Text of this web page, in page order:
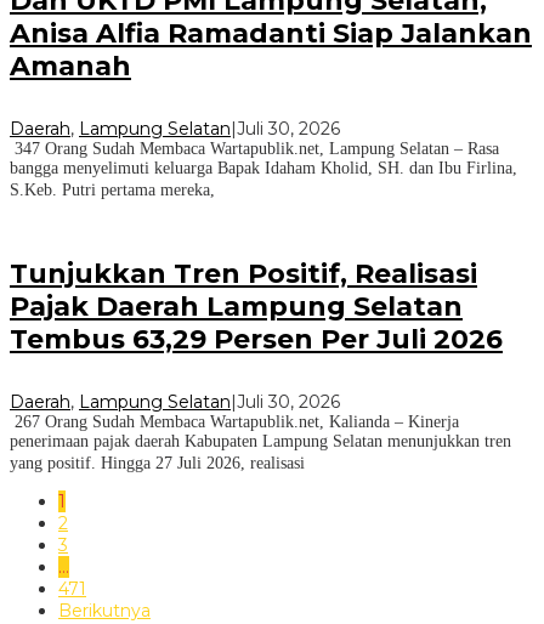
Anisa Alfia Ramadanti Siap Jalankan
Amanah
Daerah, Lampung Selatan|Juli 30, 2026
347 Orang Sudah Membaca Wartapublik.net, Lampung Selatan – Rasa
bangga menyelimuti keluarga Bapak Idaham Kholid, SH. dan Ibu Firlina,
S.Keb. Putri pertama mereka,
Tunjukkan Tren Positif, Realisasi
Pajak Daerah Lampung Selatan
Tembus 63,29 Persen Per Juli 2026
Daerah, Lampung Selatan Juli 30, 2026
267 Orang Sudah Membaca Wartapublik.net, Kalianda – Kinerja
penerimaan pajak daerah Kabupaten Lampung Selatan menunjukkan tren
yang positif. Hingga 27 Juli 2026, realisasi
1
2
3
…
471
Berikutnya